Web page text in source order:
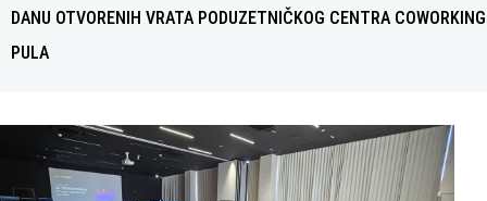
DANU OTVORENIH VRATA PODUZETNIČKOG CENTRA COWORKING
PULA